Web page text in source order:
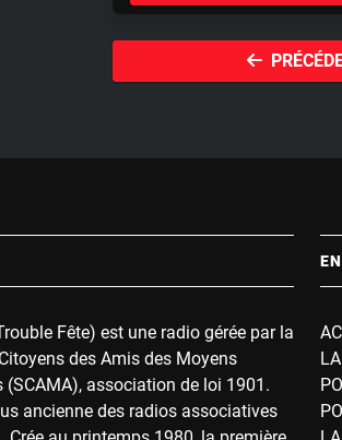
Fête) est une radio gérée par la
des Amis des Moyens
(SCAMA), association de loi 1901.
ancienne des radios associatives